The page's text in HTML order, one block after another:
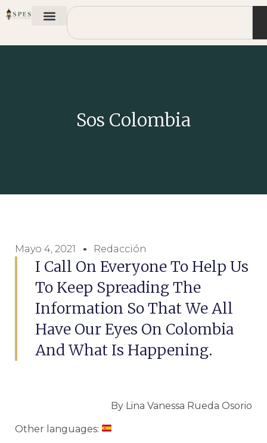
Sos Colombia
Mayo 4, 2021 Redacción
I Call On Everyone To Help Us
To Keep Spreading The
Information So That We All
Have Our Eyes On Colombia
And What Is Happening.
By Lina Vanessa Rueda Osorio
Other languages: